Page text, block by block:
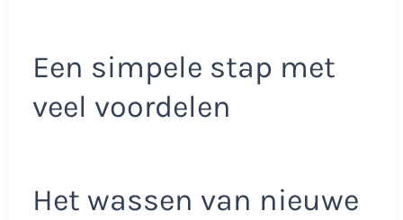
Een simpele stap met
veel voordelen
Het wassen van nieuwe